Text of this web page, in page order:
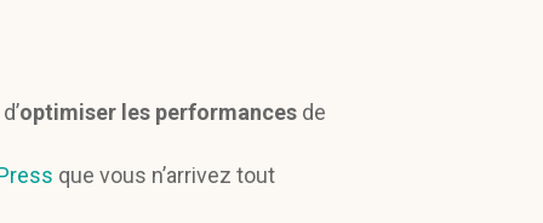
optimiser les performances de
que vous n’arrivez tout